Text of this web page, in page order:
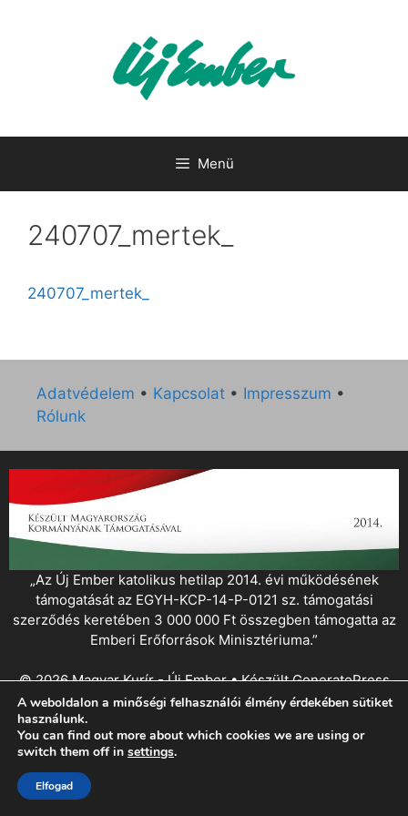
Menü
240707_mertek_
240707_mertek_
Adatvédelem • Kapcsolat • Impresszum •
Rólunk
„Az Új Ember katolikus hetilap 2014. évi működésének
támogatását az EGYH-KCP-14-P-0121 sz. támogatási
szerződés keretében 3 000 000 Ft összegben támogatta az
Emberi Erőforrások Minisztériuma.”
© 2026 Magyar Kurír - Új Ember• KészültGeneratePress
A weboldalon a minőségi felhasználói élmény érdekében sütiket
használunk.
You can find out more about which cookies we are using or
switch them off in settings.
Elfogad